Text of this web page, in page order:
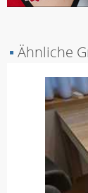
▪ Ähnliche